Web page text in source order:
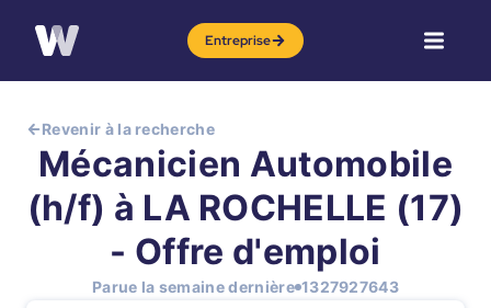
Entreprise
Revenir à la recherche
Mécanicien Automobile
(h/f) à LA ROCHELLE (17)
- Offre d'emploi
Parue la semaine dernière 1327927643